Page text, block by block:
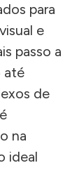
para
e
passo a
até
de
na
ideal